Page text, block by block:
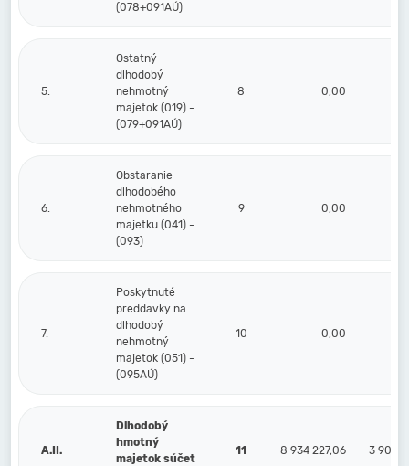
(078+091AÚ)
5.
Ostatný
dlhodobý
nehmotný
majetok (019) -
(079+091AÚ)
8 0,00
6.
Obstaranie
dlhodobého
nehmotného
majetku (041) -
(093)
9 0,00
7.
Poskytnuté
preddavky na
dlhodobý
nehmotný
majetok (051) -
(095AÚ)
10 0,00
A.II.
Dlhodobý
hmotný
majetok súčet
11 8 934 227,06 3 907